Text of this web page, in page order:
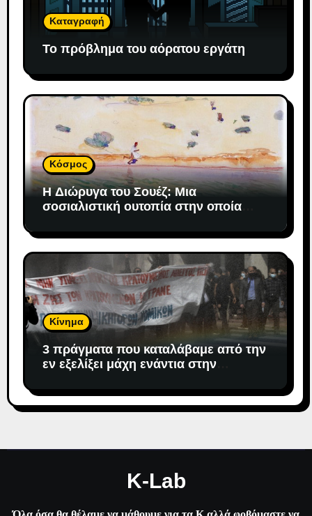
Καταγραφή
Το πρόβλημα του αόρατου εργάτη
Κόσμος
H Διώρυγα του Σουέζ: Μια
σοσιαλιστική ουτοπία στην οποία
Κίνημα
3 πράγματα που καταλάβαμε από την
εν εξελίξει μάχη ενάντια στην
K-Lab